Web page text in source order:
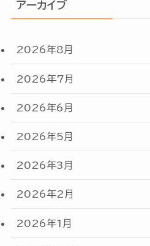
アーカイブ
2026年8月
2026年7月
2026年6月
2026年5月
2026年3月
2026年2月
2026年1月